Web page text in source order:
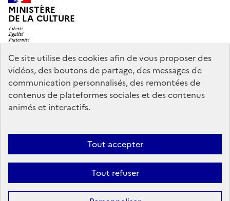
Ce site utilise des cookies afin de vous proposer des
vidéos, des boutons de partage, des messages de
communication personnalisés, des remontées de
contenus de plateformes sociales et des contenus
animés et interactifs.
Tout accepter
Tout refuser
MINISTÈRE
DE LA CULTURE
legifrance.gouv.fr
info.gouv.fr
service-public.gouv.fr
data.gouv.fr
Mentions légales
conforme
Politique d’utilisation des témoins de connexion
Sauf mention contraire, tous les contenus de ce site sont sous